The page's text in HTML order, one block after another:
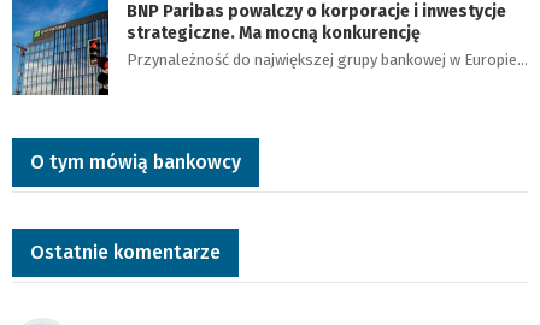
BNP Paribas powalczy o korporacje i inwestycje
strategiczne. Ma mocną konkurencję
Przynależność do największej grupy bankowej w Europie…
O tym mówią bankowcy
Ostatnie komentarze